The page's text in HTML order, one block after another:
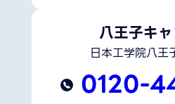
八王子キ
日本工学院八王
0120-